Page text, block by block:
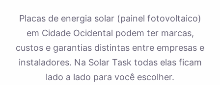
Placas de energia solar (painel fotovoltaico)
em Cidade Ocidental podem ter marcas,
custos e garantias distintas entre empresas e
instaladores. Na Solar Task todas elas ficam
lado a lado para você escolher.